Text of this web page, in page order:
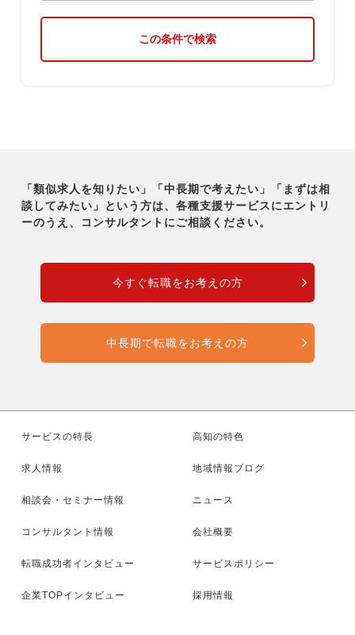
この条件で検索
「類似求人を知りたい」「中長期で考えたい」「まずは相
談してみたい」という方は、各種支援サービスにエントリ
ーのうえ、コンサルタントにご相談ください。
今すぐ転職をお考えの方
中長期で転職をお考えの方
サービスの特長
求人情報
相談会・セミナー情報
コンサルタント情報
転職成功者インタビュー
企業TOPインタビュー
高知の特色
地域情報ブログ
ニュース
会社概要
サービスポリシー
採用情報